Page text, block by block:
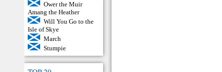
Ower the Muir
Amang the Heather
Will You Go to the
Isle of Skye
March
Stumpie